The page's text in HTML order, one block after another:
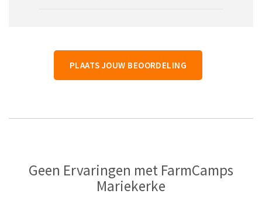
PLAATS JOUW BEOORDELING
Geen Ervaringen met FarmCamps
Mariekerke